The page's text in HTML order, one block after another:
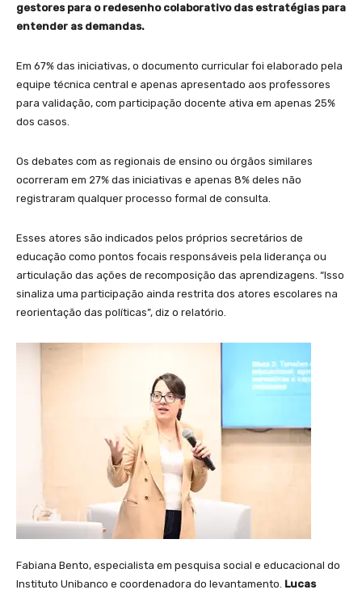
gestores para o redesenho colaborativo das estratégias para
entender as demandas.
Em 67% das iniciativas, o documento curricular foi elaborado pela
equipe técnica central e apenas apresentado aos professores
para validação, com participação docente ativa em apenas 25%
dos casos.
Os debates com as regionais de ensino ou órgãos similares
ocorreram em 27% das iniciativas e apenas 8% deles não
registraram qualquer processo formal de consulta.
Esses atores são indicados pelos próprios secretários de
educação como pontos focais responsáveis pela liderança ou
articulação das ações de recomposição das aprendizagens. “Isso
sinaliza uma participação ainda restrita dos atores escolares na
reorientação das políticas”, diz o relatório.
Fabiana Bento, especialista em pesquisa social e educacional do
Instituto Unibanco e coordenadora do levantamento. Lucas